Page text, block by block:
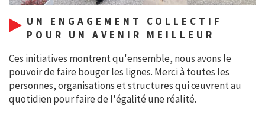
UN ENGAGEMENT COLLECTIF
POUR UN AVENIR MEILLEUR
Ces initiatives montrent qu'ensemble, nous avons le
pouvoir de faire bouger les lignes. Merci à toutes les
personnes, organisations et structures qui œuvrent au
quotidien pour faire de l'égalité une réalité.